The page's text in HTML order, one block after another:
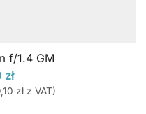
f/1.4 GM
zł
złz VAT)